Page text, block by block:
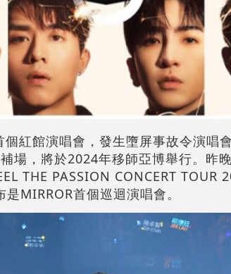
紅館演唱會，發生墮屏事故令演唱
場，將於2024年移師亞博舉行。昨
THE PASSION CONCERT TOUR
MIRROR首個巡迴演唱會。